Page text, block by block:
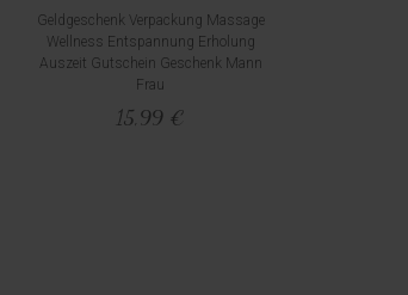
Geldgeschenk Verpackung Massage
Wellness Entspannung Erholung
Auszeit Gutschein Geschenk Mann
Frau
15,99 €